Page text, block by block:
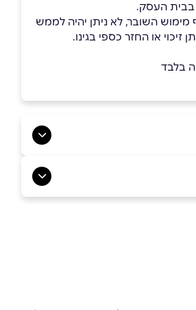
העסק.
השובר, לא ניתן יהיה לממש
זיכוי או החזר כספי בגינו.
בלבד
בפייסבוק באינסטגרם